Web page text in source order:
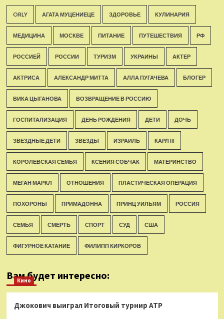
ORLY АГАТА МУЦЕНИЕЦЕ ЗДОРОВЬЕ КУЛИНАРИЯ
МЕДИЦИНА МОСКВЕ ПИТАНИЕ ПУТЕШЕСТВИЯ РФ
РОССИЕЙ РОССИИ ТУРИЗМ УКРАИНЫ АКТЕР
АКТРИСА АЛЕКСАНДР МИТТА АЛЛА ПУГАЧЕВА БЛОГЕР
ВИКА ЦЫГАНОВА ВОЗВРАЩЕНИЕ В РОССИЮ
ГОСПИТАЛИЗАЦИЯ ДЕНЬ РОЖДЕНИЯ ДЕТИ ДОЧЬ
ЗВЕЗДНЫЕ ДЕТИ ЗВЕЗДЫ ИЗРАИЛЬ КАРЛ III
КОРОЛЕВСКАЯ СЕМЬЯ КСЕНИЯ СОБЧАК МАТЕРИНСТВО
МЕГАН МАРКЛ ОТНОШЕНИЯ ПЛАСТИЧЕСКАЯ ОПЕРАЦИЯ
ПОХОРОНЫ ПРИМАДОННА ПРИНЦ УИЛЬЯМ РОССИЯ
СЕМЬЯ СМЕРТЬ СПОРТ СУД США
ФИГУРНОЕ КАТАНИЕ ФИЛИПП КИРКОРОВ
Вам будет интересно:
Кино
Джокович выиграл Итоговый турнир ATP